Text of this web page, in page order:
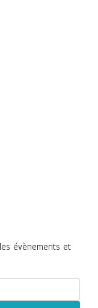
évènements et